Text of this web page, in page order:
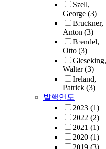
Szell,
George (3)
Bruckner,
Anton (3)
Brendel,
Otto (3)
Gieseking,
Walter(3)
Ireland,
Patrick (3)
발행연도
2023 (1)
2022 (2)
2021 (1)
2020 (1)
2019 (3)